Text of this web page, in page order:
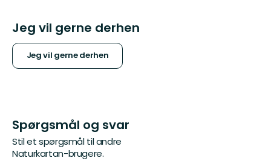
Jeg vil gerne derhen
Jeg vil gerne derhen
Spørgsmål og svar
Stil et spørgsmål til andre
Naturkartan-brugere.